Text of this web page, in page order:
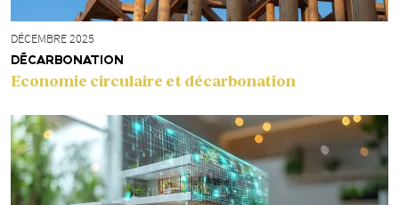
DÉCEMBRE 2025
DÉCARBONATION
Economie circulaire et décarbonation